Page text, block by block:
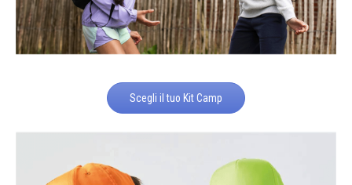
Scegli il tuo Kit Camp